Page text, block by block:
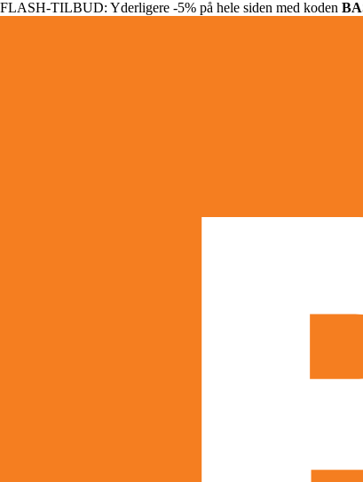
FLASH-TILBUD: Yderligere -5% på hele siden med koden